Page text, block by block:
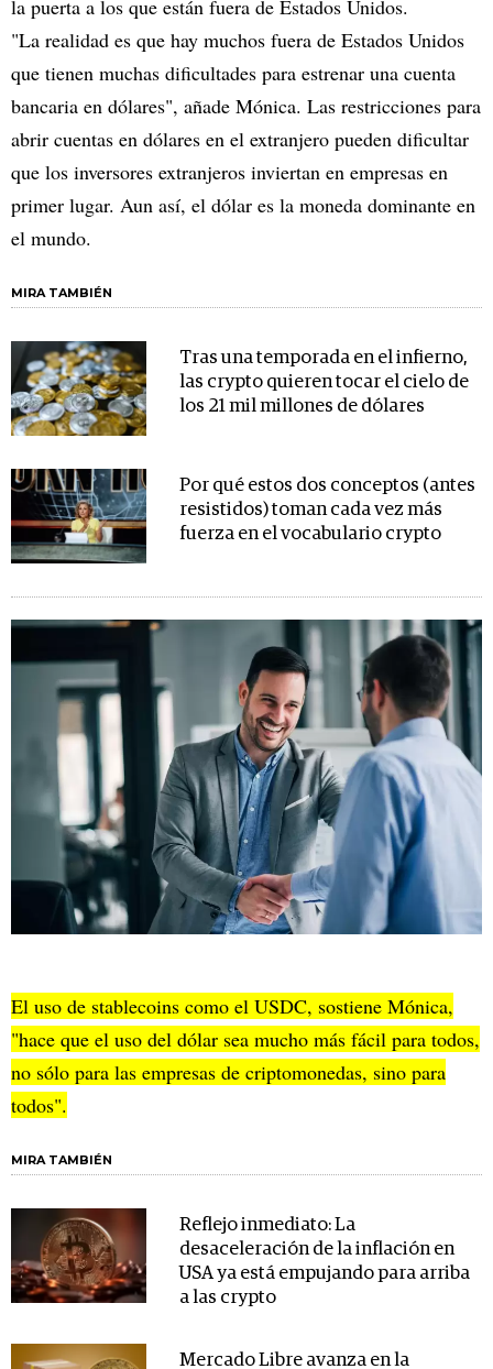
la puerta a los que están fuera de Estados Unidos.
"La realidad es que hay muchos fuera de Estados Unidos
que tienen muchas dificultades para estrenar una cuenta
bancaria en dólares", añade Mónica. Las restricciones para
abrir cuentas en dólares en el extranjero pueden dificultar
que los inversores extranjeros inviertan en empresas en
primer lugar. Aun así, el dólar es la moneda dominante en
el mundo.
MIRA TAMBIÉN
Tras una temporada en el infierno,
las crypto quieren tocar el cielo de
los 21 mil millones de dólares
Por qué estos dos conceptos (antes
resistidos) toman cada vez más
fuerza en el vocabulario crypto
El uso de stablecoins como el USDC, sostiene Mónica,
"hace que el uso del dólar sea mucho más fácil para todos,
no sólo para las empresas de criptomonedas, sino para
todos".
MIRA TAMBIÉN
Reflejo inmediato: La
desaceleración de la inflación en
USA ya está empujando para arriba
a las crypto
Mercado Libre avanza en la